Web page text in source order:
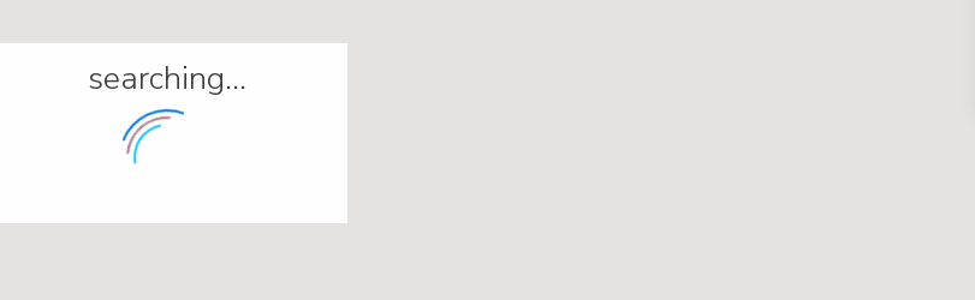
searching...